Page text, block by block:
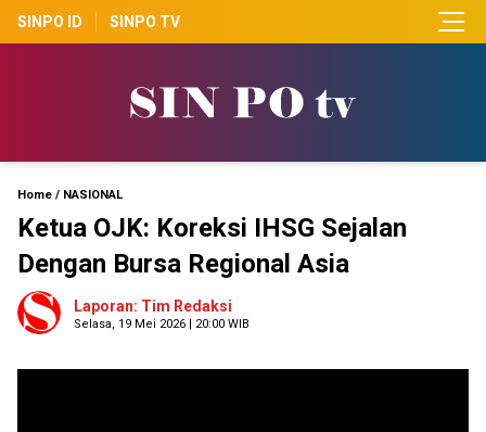
SINPO ID SINPO TV
Home / NASIONAL
Ketua OJK: Koreksi IHSG Sejalan
Dengan Bursa Regional Asia
Laporan: Tim Redaksi
Selasa, 19 Mei 2026 | 20:00 WIB